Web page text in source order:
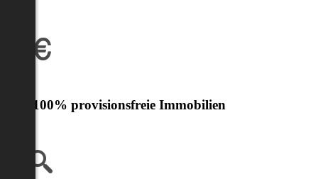
Nur 100% provisionsfreie Immobilien